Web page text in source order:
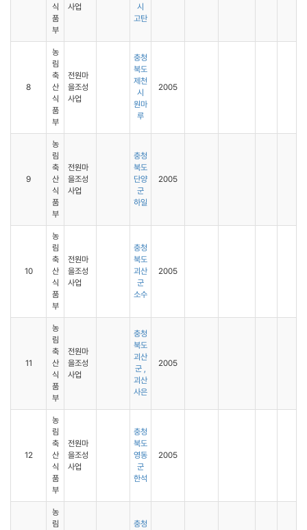
식
품
부
사업
시
고탄
8
농
림
축
산
식
품
부
전원마
을조성
사업
충청
북도
제천
시
원마
루
2005
9
농
림
축
산
식
품
부
전원마
을조성
사업
충청
북도
단양
군
하일
2005
10
농
림
축
산
식
품
부
전원마
을조성
사업
충청
북도
괴산
군
소수
2005
11
농
림
축
산
식
품
부
전원마
을조성
사업
충청
북도
괴산
군 ,
괴산
사은
2005
12
농
림
축
산
식
품
부
전원마
을조성
사업
충청
북도
영동
군
한석
2005
농
림
충청